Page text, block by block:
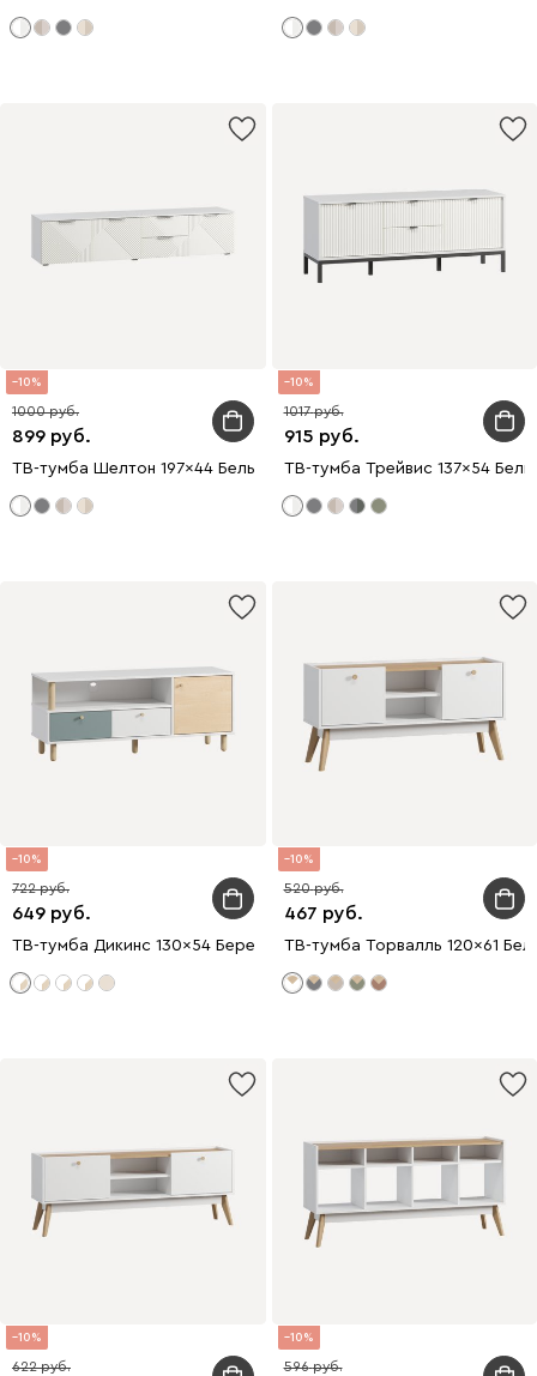
10
899
1000
ТВ-тумба Шелтон 197x44 Белый
10
915
1017
ТВ-тумба Трейвис 137x54
10
649
722
ТВ-тумба Дикинс 130x54 Береза/Серо-зеленый
10
467
520
ТВ-тумба Торвалль 120x61
10
622
10
596